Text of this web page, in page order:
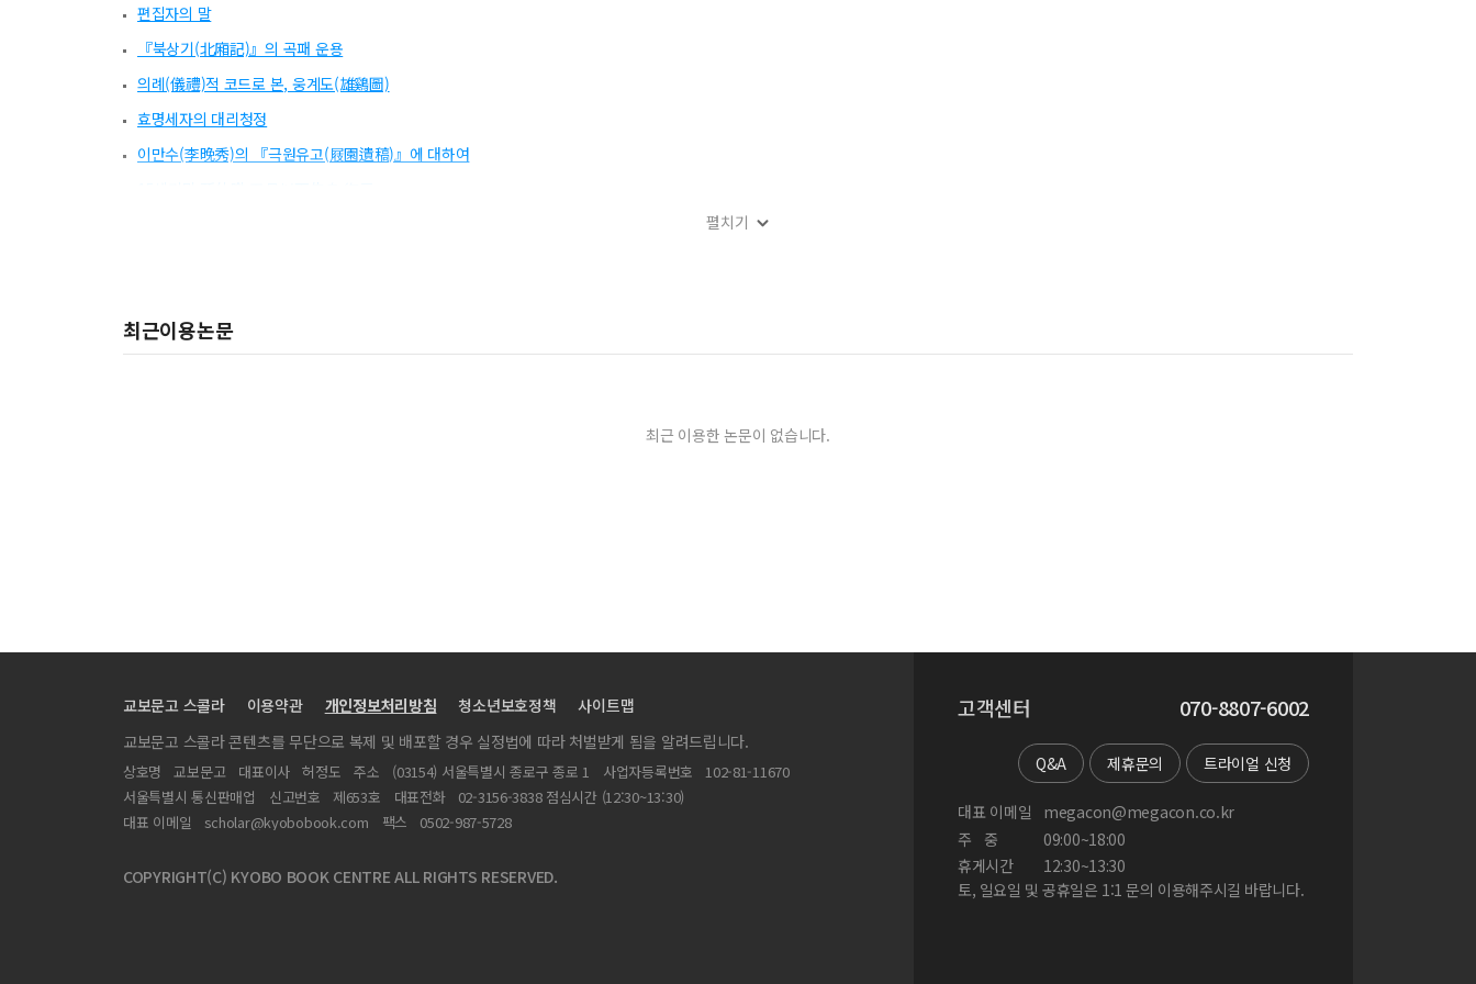
편집자의 말
『북상기(北廂記)』의 곡패 운용
의례(儀禮)적 코드로 본, 웅계도(雄鷄圖)
효명세자의 대리청정
이만수(李晩秀)의 『극원유고(屐園遺稿)』에 대하여
펼치기
최근이용논문
최근 이용한 논문이 없습니다.
교보문고 스콜라 이용약관 개인정보처리방침 청소년보호정책
사이트맵
교보문고 스콜라 콘텐츠를 무단으로 복제 및 배포할 경우 실정법에 따라 처벌받게 됨을 알려드립니다.
상호명 교보문고 대표이사 허정도 주소 (03154) 서울특별시 종로구 종로 1 사업자등록번호
102-81-11670
서울특별시 통신판매업
신고번호 제653호 대표전화
02-3156-3838 점심시간 (12:30~13:30)
대표 이메일
scholar@kyobobook.com 팩스 0502-987-5728
COPYRIGHT(C) KYOBO BOOK CENTRE ALL RIGHTS RESERVED.
고객센터 070-8807-6002
Q&A 제휴문의 트라이얼 신청
대표 이메일
megacon@megacon.co.kr
주
중
09:00~18:00
휴게시간
12:30~13:30
토, 일요일 및 공휴일은 1:1 문의 이용해주시길 바랍니다.